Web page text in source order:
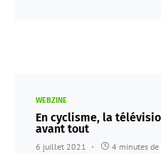
WEBZINE
En cyclisme, la
avant tout
6 juillet 2021 4 minutes